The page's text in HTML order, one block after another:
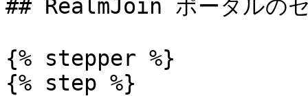
## RealmJoin ポータルの
{% stepper %}
{% step %}